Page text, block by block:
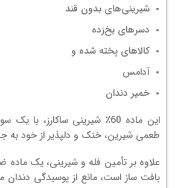
شیرینی‌های بدون قند
دسرهای یخ‌زده
کالاهای پخته شده و
آدامس
خمیر دندان
این ماده 60٪ شیرینی ساکارز، با
طعمی شیرین، خنک و دلپذیر از خود به
علاوه بر تأمین فله و شیرینی، یک ماده
بافت ساز است، مانع از پوسیدگی